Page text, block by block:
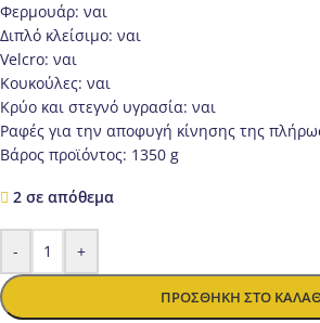
Φερμουάρ: ναι
Διπλό κλείσιμο: ναι
Velcro: ναι
Κουκούλες: ναι
Κρύο και στεγνό υγρασία: ναι
Ραφές για την αποφυγή κίνησης της
Βάρος προϊόντος: 1350 g
2 σε απόθεμα
- +
ΠΡΟΣΘΉΚΗ ΣΤΟ